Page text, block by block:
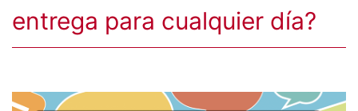
entrega para cualquier día?